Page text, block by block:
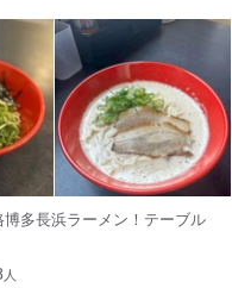
多長浜ラーメン！テーブル
人